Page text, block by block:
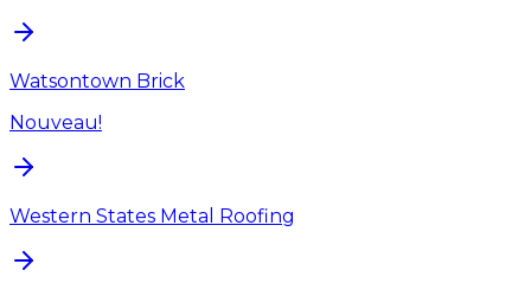
Watsontown Brick
Nouveau!
Western States Metal Roofing